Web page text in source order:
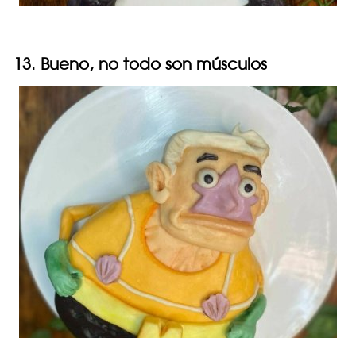
13. Bueno, no todo son músculos